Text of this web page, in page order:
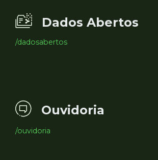
Dados Abertos
/dadosabertos
Ouvidoria
/ouvidoria